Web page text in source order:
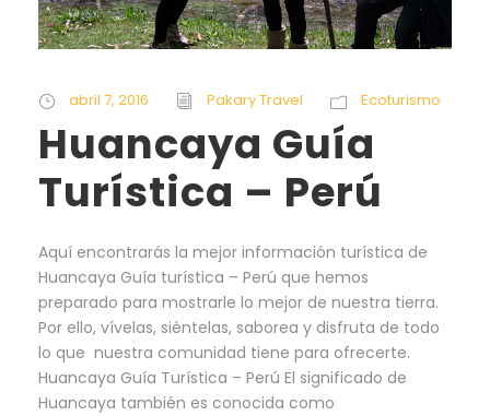
abril 7, 2016 Pakary Travel Ecoturismo
Huancaya Guía
Turística – Perú
Aquí encontrarás la mejor información turística de
Huancaya Guía turística – Perú que hemos
preparado para mostrarle lo mejor de nuestra tierra.
Por ello, vívelas, siéntelas, saborea y disfruta de todo
lo que nuestra comunidad tiene para ofrecerte.
Huancaya Guía Turística – Perú El significado de
Huancaya también es conocida como